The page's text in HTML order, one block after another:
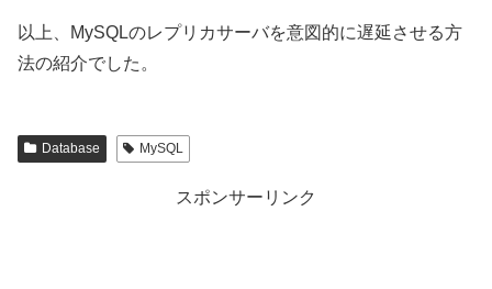
以上、MySQLのレプリカサーバを意図的に遅延させる方
法の紹介でした。
Database MySQL
スポンサーリンク